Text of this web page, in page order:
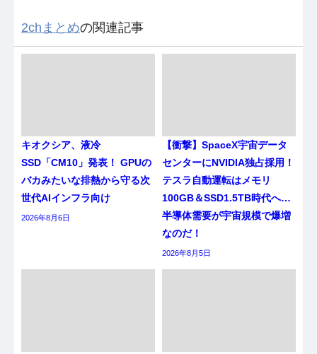
2chまとめの関連記事
キオクシア、液冷
SSD「CM10」発表！ GPUの
バカみたいな排熱から守る次
世代AIインフラ向け
2026年8月6日
【衝撃】SpaceX宇宙データ
センターにNVIDIA独占採用！
テスラ自動運転はメモリ
100GB＆SSD1.5TB時代へ…
半導体需要が宇宙規模で爆増
なのだ！
2026年8月5日